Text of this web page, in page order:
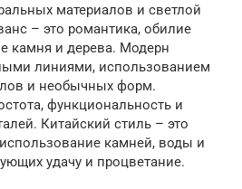
материалов и светлой
– это романтика, обилие
камня и дерева. Модерн
линиями, использованием
и необычных форм.
функциональность и
Китайский стиль – это
камней, воды и
удачу и процветание.